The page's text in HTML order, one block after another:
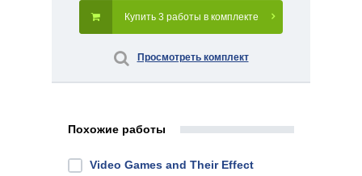
Купить 3 работы в комплекте
Просмотреть комплект
Похожие работы
Video Games and Their Effect